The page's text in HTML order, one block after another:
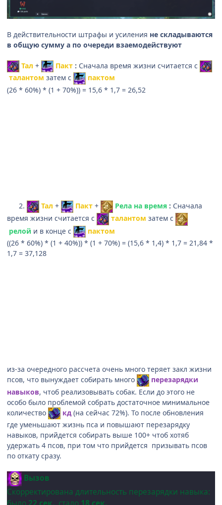
В действительности штрафы и усиления не складываются
в общую сумму а по очереди взаемодействуют
Тал + Пакт : Сначала время жизни считается с
талантом затем с
пактом
(26 * 60%) * (1 + 70%)) = 15,6 * 1,7 = 26,52
2. Тал + Пакт + Рела на время : Сначала
время жизни считается с
талантом затем с
релой и в конце с
пактом
((26 * 60%) * (1 + 40%)) * (1 + 70%) = (15,6 * 1,4) * 1,7 = 21,84 *
1,7 = 37,128
из-за очередного рассчета очень много теряет закл жизни
псов, что вынуждает собирать много
перезарядки
навыков, чтоб реализовывать собак. Если до этого не
особо было проблемой собрать достаточное минимальное
количество
кд (на сейчас 72%). То после обновления
где уменьшают жизнь пса и повышают перезарядку
навыков, прийдется собирать выше 100+ чтоб хотяб
удержать 4 псов, при том что прийдется призывать псов
по откату сразу.
Вызов
Скорректирована длительность перезарядки навыка: